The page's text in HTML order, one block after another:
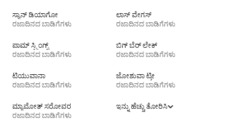
ಸ್ಯಾನ್ ಡಿಯಾಗೋ
ರಜಾದಿನದ ಬಾಡಿಗೆಗಳು
ಲಾಸ್ ವೇಗಸ್
ರಜಾದಿನದ ಬಾಡಿಗೆಗಳು
ಪಾಮ್ ಸ್ಪ್ರಿಂಗ್ಸ್
ರಜಾದಿನದ ಬಾಡಿಗೆಗಳು
ಬಿಗ್ ಬೆರ್ ಲೇಕ್
ರಜಾದಿನದ ಬಾಡಿಗೆಗಳು
ಟಿ‍ಯುವಾನಾ
ರಜಾದಿನದ ಬಾಡಿಗೆಗಳು
ಜೋಶುವಾ ಟ್ರೀ
ರಜಾದಿನದ ಬಾಡಿಗೆಗಳು
ಮ್ಯಾಮೋತ್ ಸರೋವರ
ರಜಾದಿನದ ಬಾಡಿಗೆಗಳು
ಇನ್ನು ಹೆಚ್ಚು ತೋರಿಸಿ